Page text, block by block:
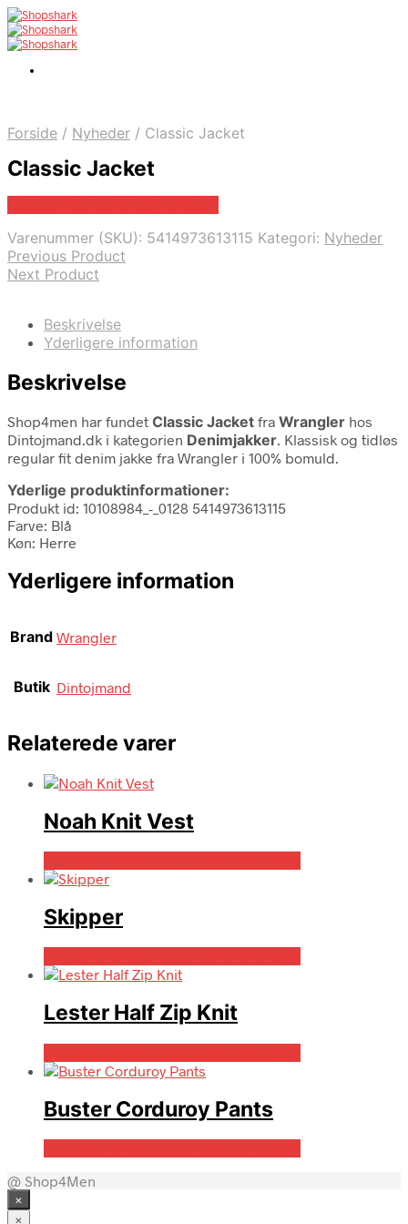
Forside / Nyheder / Classic Jacket
Classic Jacket
Varenummer (SKU): 5414973613115 Kategori: Nyheder
Previous Product
Next Product
Beskrivelse
Yderligere information
Beskrivelse
Shop4men har fundet Classic Jacket fra Wrangler hos
Dintojmand.dk i kategorien Denimjakker. Klassisk og tidløs
regular fit denim jakke fra Wrangler i 100% bomuld.
Yderlige produktinformationer:
Produkt id: 10108984_-_0128 5414973613115
Farve: Blå
Køn: Herre
Yderligere information
Brand Wrangler
Butik Dintojmand
Relaterede varer
Noah Knit Vest
Skipper
Lester Half Zip Knit
Buster Corduroy Pants
@ Shop4Men
×
×